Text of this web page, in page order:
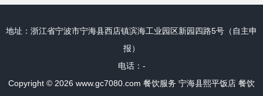
地址：浙江省宁波市宁海县西店镇滨海工业园区新园四路5号（自主申
报）
电话：-
Copyright © 2026 www.gc7080.com 餐饮服务 宁海县熙平饭店 餐饮